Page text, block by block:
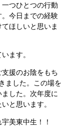
つひとつの行動
今日までの経験
ほしいと思いま
ます。
援のお陰をもち
ました。この場を
した。次年度に
と思います。
美東中生！！